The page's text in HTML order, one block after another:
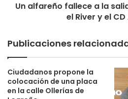
https://twitter.com/actualidadrb/
https://twitter.com/actualidadrb/
944?s=21
Un alfareño fallece a la
el River y el
Publicaciones
Ciudadanos propone la
colocación de una placa
en la calle Ollerías de